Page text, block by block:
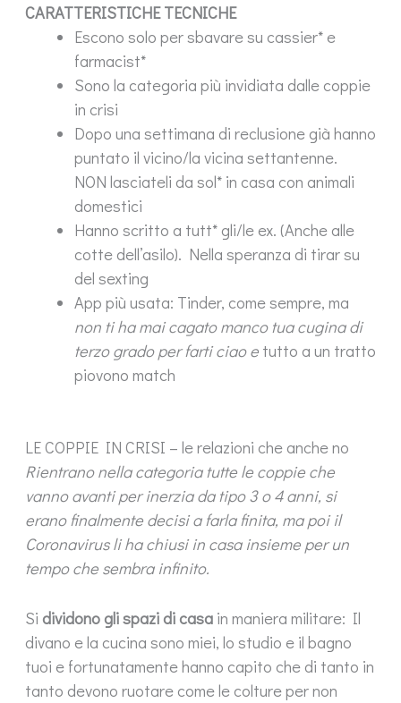
CARATTERISTICHE TECNICHE
Escono solo per sbavare su cassier* e
farmacist*
Sono la categoria più invidiata dalle coppie
in crisi
Dopo una settimana di reclusione già hanno
puntato il vicino/la vicina settantenne.
NON lasciateli da sol* in casa con animali
domestici
Hanno scritto a tutt* gli/le ex. (Anche alle
cotte dell’asilo). Nella speranza di tirar su
del sexting
App più usata: Tinder, come sempre, ma
non ti ha mai cagato manco tua cugina di
terzo grado per farti ciao e tutto a un tratto
piovono match
LE COPPIE IN CRISI – le relazioni che anche no
Rientrano nella categoria tutte le coppie che
vanno avanti per inerzia da tipo 3 o 4 anni, si
erano finalmente decisi a farla finita, ma poi il
Coronavirus li ha chiusi in casa insieme per un
tempo che sembra infinito.
Si dividono gli spazi di casa in maniera militare: Il
divano e la cucina sono miei, lo studio e il bagno
tuoi e fortunatamente hanno capito che di tanto in
tanto devono ruotare come le colture per non